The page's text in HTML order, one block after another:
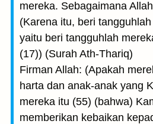
mereka. Sebagaimana
(Karena itu, beri
yaitu beri tangguhlah
(17)) (Surah Ath-Thariq)
Firman Allah: (Apakah
harta dan anak-anak yang
mereka itu (55) (bahwa)
memberikan kebaikan